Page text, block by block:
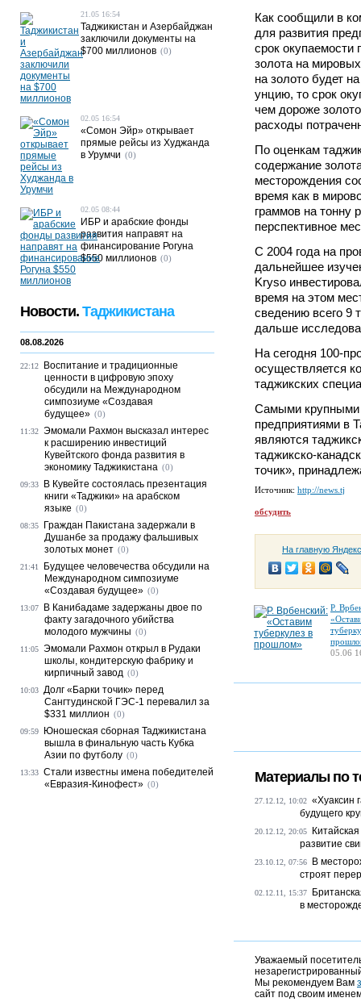
Как сообщили в
для развития
срок окупаемости
золота на
на золото будет
унцию, то срок
чем дороже
расходы
По оценкам
содержание
месторождения
время как в
граммов на тонну
перспективное
С 2004 года на
дальнейшее
Kryso
время на этом
сведению всего 9
дальше
На сегодня 100-
осуществляется
таджикских
Самыми
предприятиями в
являются
таджикско-
точик»,
Источник: http://news.tj
обсудить
На главную
Р.
05.06
Материалы по
27.12.12, 10:02 «Хуаксин
будущего
20.12.12, 20:05
развитие
23.10.12, 07:56
В
строят
02.12.11, 15:37
в
Уважаемый
Мы рекомендуем Вам
сайт под своим
21.05 16:54
Таджикистан и Азербайджан
заключили документы на
$700 миллионов (0)
02.05 16:54
«Сомон Эйр» открывает
прямые рейсы из Худжанда
в Урумчи (0)
02.05 08:44
ИБР и арабские фонды
развития направят на
финансирование Рогуна
$550 миллионов (0)
Новости. Таджикистана
08.08.2026
22:12
Воспитание и традиционные
ценности в цифровую эпоху
обсудили на Международном
симпозиуме «Создавая
будущее» (0)
11:32 Эмомали Рахмон высказал интерес
к расширению инвестиций
Кувейтского фонда развития в
экономику Таджикистана (0)
09:33
В Кувейте состоялась презентация
книги «Таджики» на арабском
языке (0)
08:35
Граждан Пакистана задержали в
Душанбе за продажу фальшивых
золотых монет (0)
21:41
Будущее человечества обсудили на
Международном симпозиуме
«Создавая будущее» (0)
13:07
В Канибадаме задержаны двое по
факту загадочного убийства
молодого мужчины (0)
11:05 Эмомали Рахмон открыл в Рудаки
школы, кондитерскую фабрику и
кирпичный завод (0)
10:03 Долг «Барки точик» перед
Сангтудинской ГЭС-1 перевалил за
$331 миллион (0)
09:59
Юношеская сборная Таджикистана
вышла в финальную часть Кубка
Азии по футболу (0)
13:33 Стали известны имена победителей
«Евразия-Кинофест» (0)